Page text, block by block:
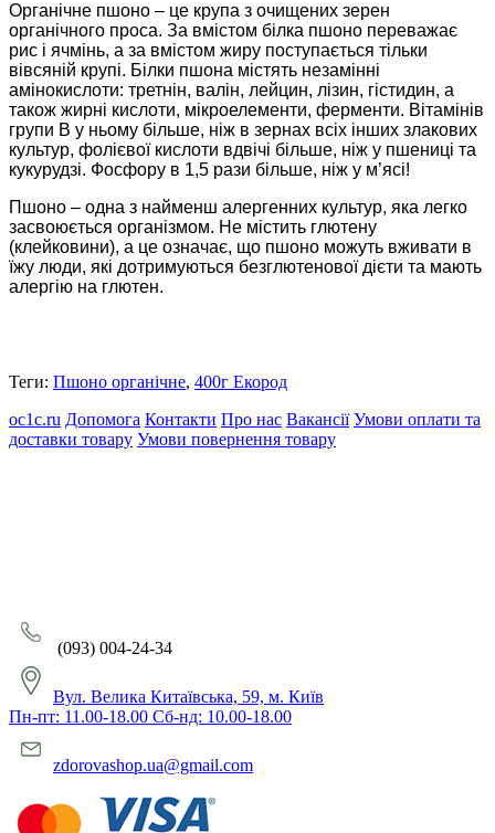
Органічне пшоно – це крупа з очищених зерен
органічного проса. За вмістом білка пшоно переважає
рис і ячмінь, а за вмістом жиру поступається тільки
вівсяній крупі. Білки пшона містять незамінні
амінокислоти: третнін, валін, лейцин, лізин, гістидин, а
також жирні кислоти, мікроелементи, ферменти. Вітамінів
групи В у ньому більше, ніж в зернах всіх інших злакових
культур, фолієвої кислоти вдвічі більше, ніж у пшениці та
кукурудзі. Фосфору в 1,5 рази більше, ніж у м’ясі!
Пшоно – одна з найменш алергенних культур, яка легко
засвоюється організмом. Не містить глютену
(клейковини), а це означає, що пшоно можуть вживати в
їжу люди, які дотримуються безглютенової дієти та мають
алергію на глютен.
Теги: Пшоно органічне, 400г Екород
oc1c.ru Допомога Контакти Про нас Вакансії Умови оплати та
доставки товару Умови повернення товару
(093) 004-24-34
Вул. Велика Китаївська, 59, м. Київ
Пн-пт: 11.00-18.00 Сб-нд: 10.00-18.00
zdorovashop.ua@gmail.com